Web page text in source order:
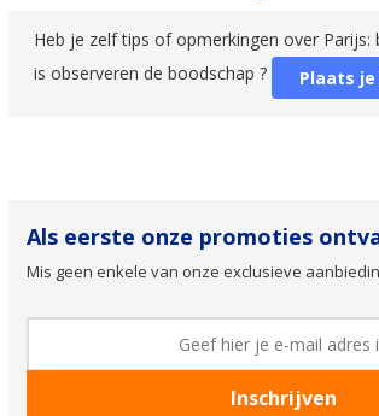
Heb je zelf tips of opmerkingen over Parijs:
is observeren de boodschap ?
Plaats
Als eerste onze promoties
Mis geen enkele van onze exclusieve